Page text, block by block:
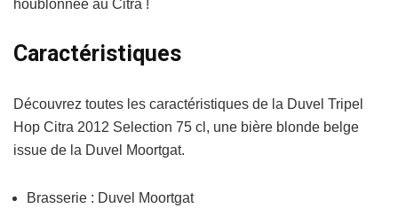
houblonnée au Citra !
Caractéristiques
Découvrez toutes les caractéristiques de la Duvel Tripel
Hop Citra 2012 Selection 75 cl, une bière blonde belge
issue de la Duvel Moortgat.
Brasserie : Duvel Moortgat